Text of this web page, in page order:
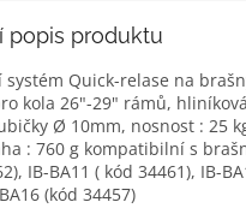
popis produktu
systém Quick-relase na
kola 26"-29" rámů,
Ø 10mm, nosnost : 25
: 760 g kompatibilní s
IB-BA11 ( kód 34461), IB-
(kód 34457)